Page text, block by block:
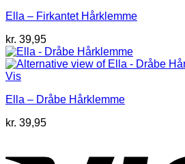
Ella – Firkantet Hårklemme
kr. 39,95
Vis
Ella – Dråbe Hårklemme
kr. 39,95